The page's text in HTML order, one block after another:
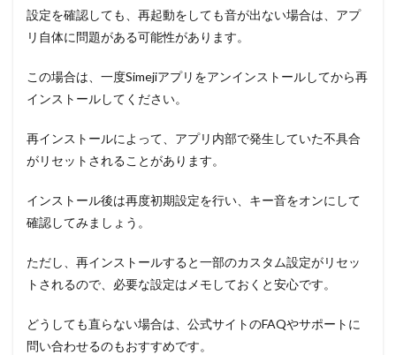
設定を確認しても、再起動をしても音が出ない場合は、アプ
リ自体に問題がある可能性があります。
この場合は、一度Simejiアプリをアンインストールしてから再
インストールしてください。
再インストールによって、アプリ内部で発生していた不具合
がリセットされることがあります。
インストール後は再度初期設定を行い、キー音をオンにして
確認してみましょう。
ただし、再インストールすると一部のカスタム設定がリセッ
トされるので、必要な設定はメモしておくと安心です。
どうしても直らない場合は、公式サイトのFAQやサポートに
問い合わせるのもおすすめです。